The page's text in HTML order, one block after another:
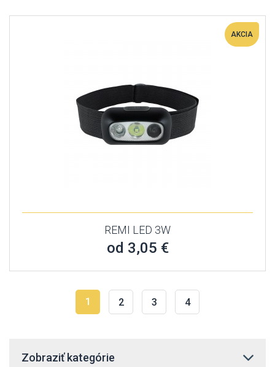
AKCIA
REMI LED 3W
od 3,05 €
1 2 3 4
Zobraziť kategórie